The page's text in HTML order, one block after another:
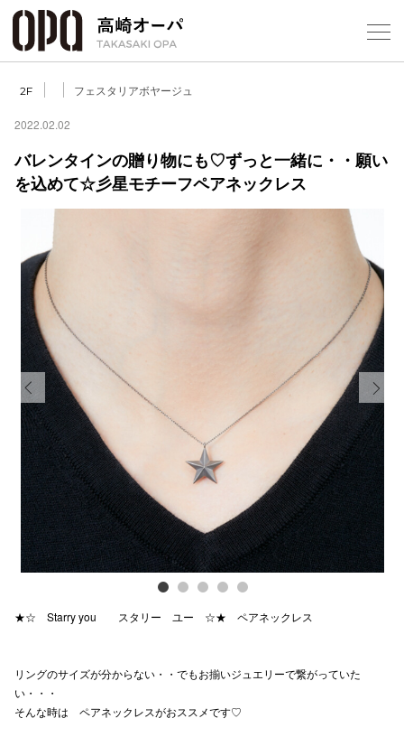
2F フェスタリアボヤージュ
2022.02.02
バレンタインの贈り物にも♡ずっと一緒に・・願い
を込めて☆彡星モチーフペアネックレス
Previous Next
★☆ Starry you スタリー ユー ☆★ ペアネックレス
リングのサイズが分からない・・でもお揃いジュエリーで繋がっていた
い・・・
そんな時は ペアネックレスがおススメです♡
フロア
ショッ
レスト
施設案内
アクセ
スタッ
電話で
公式SNS
企業情報
利用規約